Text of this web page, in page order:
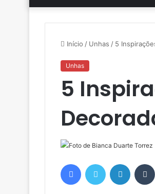
Início / Unhas / 5
Unhas
5
FacebookTwitter Linkedin